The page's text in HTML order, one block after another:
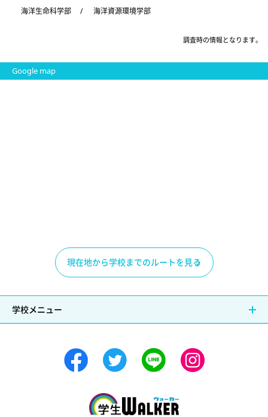
海洋生命科学部 / 海洋資源環境学部
調査時の情報となります。
Google map
現在地から学校までのルートを見る
学校メニュー